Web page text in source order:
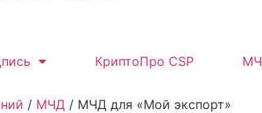
КриптоПро CSP
/ МЧД / МЧД для «Мой экспорт»